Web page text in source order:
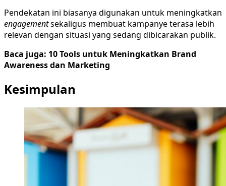
Pendekatan ini biasanya digunakan untuk meningkatkan
engagementsekaligus membuat kampanye terasa lebih
relevan dengan situasi yang sedang dibicarakan publik.
Baca juga: 10 Tools untuk Meningkatkan Brand
Awareness dan Marketing
Kesimpulan